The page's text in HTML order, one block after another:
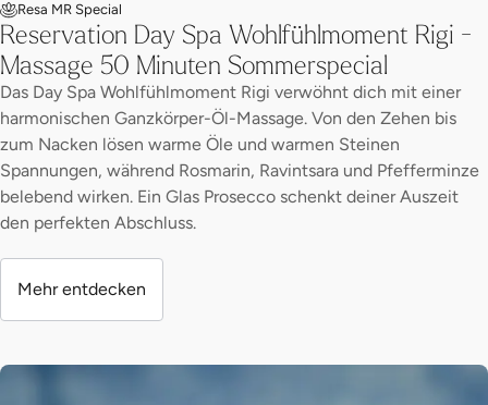
Resa MR Special
Reservation Day Spa Wohlfühlmoment Rigi -
Massage 50 Minuten Sommerspecial
Das Day Spa Wohlfühlmoment Rigi verwöhnt dich mit einer
harmonischen Ganzkörper-Öl-Massage. Von den Zehen bis
zum Nacken lösen warme Öle und warmen Steinen
Spannungen, während Rosmarin, Ravintsara und Pfefferminze
belebend wirken. Ein Glas Prosecco schenkt deiner Auszeit
den perfekten Abschluss.
Mehr entdecken